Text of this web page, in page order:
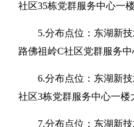
社区35栋党群服务中心一
5.分布点位： 东湖新
路佛祖岭C社区党群服务中
6.分布点位： 东湖新
社区3栋党群服务中心一楼
7.分布点位：东湖新